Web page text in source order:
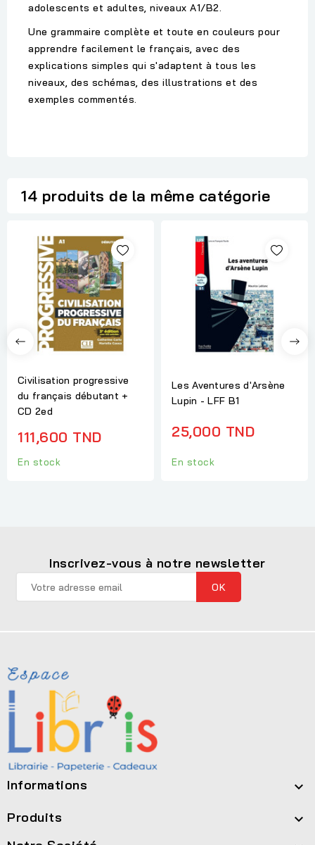
adolescents et adultes, niveaux A1/B2.
Une grammaire complète et toute en couleurs pour
apprendre facilement le français, avec des
explications simples qui s'adaptent à tous les
niveaux, des schémas, des illustrations et des
exemples commentés.
14 produits de la même catégorie
Civilisation progressive
du français débutant +
CD 2ed
111,600 TND
En stock
Les Aventures d'Arsène
Lupin - LFF B1
25,000 TND
En stock
Inscrivez-vous à notre newsletter
Informations 
Produits 